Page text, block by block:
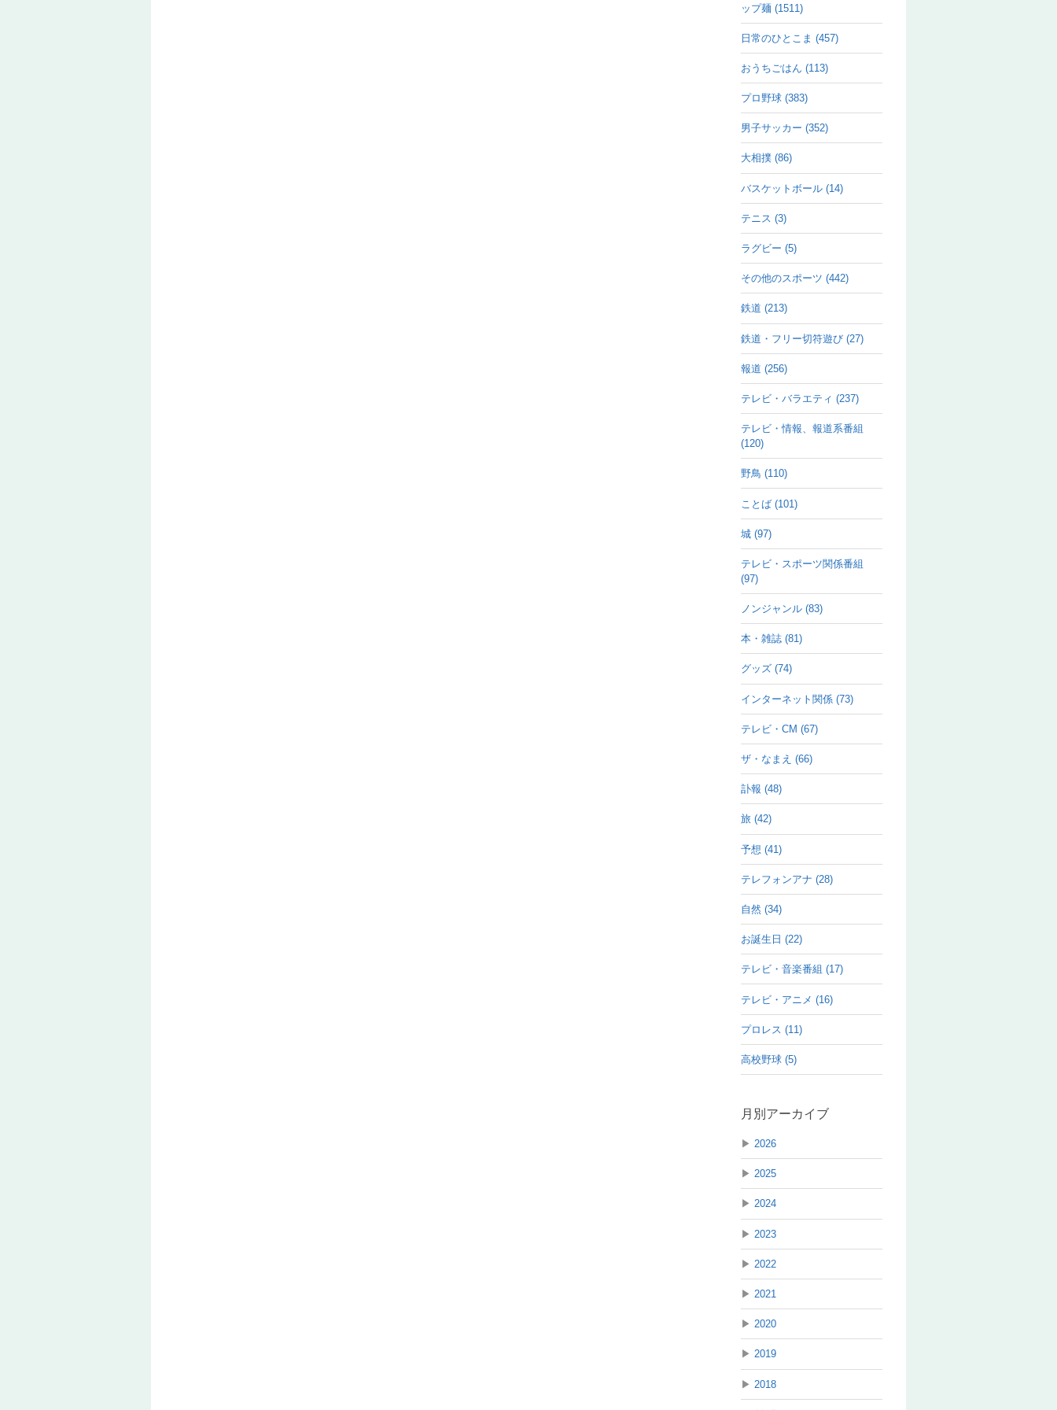
ップ麺 (1511)
日常のひとこま (457)
おうちごはん (113)
プロ野球 (383)
男子サッカー (352)
大相撲 (86)
バスケットボール (14)
テニス (3)
ラグビー (5)
その他のスポーツ (442)
鉄道 (213)
鉄道・フリー切符遊び (27)
報道 (256)
テレビ・バラエティ (237)
テレビ・情報、報道系番組
(120)
野鳥 (110)
ことば (101)
城 (97)
テレビ・スポーツ関係番組
(97)
ノンジャンル (83)
本・雑誌 (81)
グッズ (74)
インターネット関係 (73)
テレビ・CM (67)
ザ・なまえ (66)
訃報 (48)
旅 (42)
予想 (41)
テレフォンアナ (28)
自然 (34)
お誕生日 (22)
テレビ・音楽番組 (17)
テレビ・アニメ (16)
プロレス (11)
高校野球 (5)
月別アーカイブ
▶ 2026
▶ 2025
▶ 2024
▶ 2023
▶ 2022
▶ 2021
▶ 2020
▶ 2019
▶ 2018